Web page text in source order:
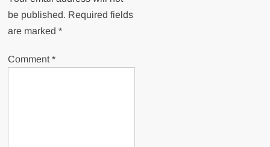
be published. Required fields
are marked*
Comment*